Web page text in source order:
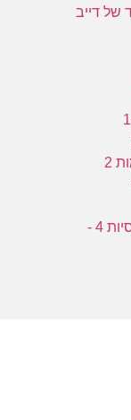
של דייב
23:00 - ציידי האוצרות: מכוניות קלאסיות 4 -